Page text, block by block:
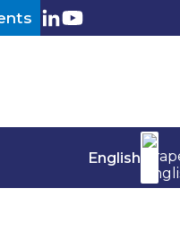
LinkedIn
Youtube
English